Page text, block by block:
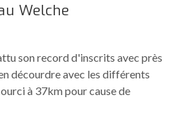
Welche
son record d'inscrits avec près
décourdre avec les différents
à 37km pour cause de